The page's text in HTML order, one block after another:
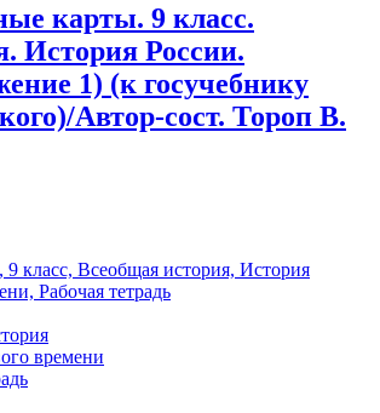
карты. 9 класс.
История России.
1) (к госучебнику
Автор-сост. Тороп В.
времени